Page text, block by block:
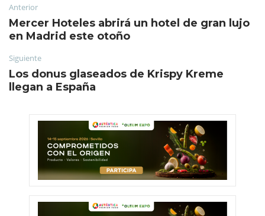
Anterior
Mercer Hoteles abrirá un hotel de gran lujo
en Madrid este otoño
Siguiente
Los donus glaseados de Krispy Kreme
llegan a España